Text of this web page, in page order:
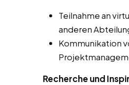
Teilnahme an
anderen
Kommunikation
Recherche und